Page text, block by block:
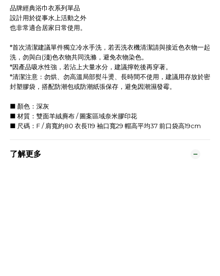
品牌經典浴巾衣系列單品
設計用於從事水上活動之外
也非常適合居家日常使用。
*首次清潔建議單件獨立冷水手洗，若丟洗衣機清潔請與接近色衣物一起
洗，勿與白(淺)色衣物共同洗滌，避免衣物染色。
*因產品吸水性強，若沾上大量水分，建議擰乾後再穿著。
*清潔注意：勿烘、勿高溫局部熨斗燙、長時間不使用，建議用存放於密
封塑膠袋，搭配防潮包或防潮紙張保存，避免因潮濕發霉。
■ 顏色：深灰
■ 材質：雙面羊絨麂布 / 圖案區域奈米膠印花
■ 尺碼：F / 肩寬約80 衣長119 袖口寬29 帽高平均37 前口袋高19cm
了解更多